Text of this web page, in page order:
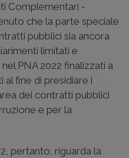
Complementari -
che la parte speciale
pubblici sia ancora
limitati e
PNA 2022 finalizzati a
fine di presidiare i
dei contratti pubblici
e per la
pertanto, riguarda la